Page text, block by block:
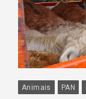
Animais PAN